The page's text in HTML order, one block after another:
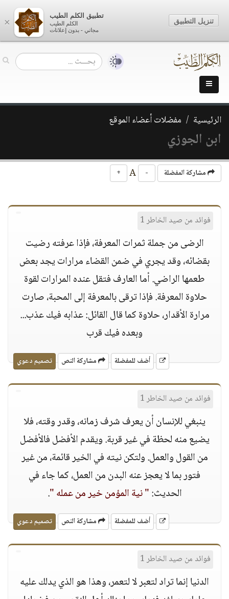
الرئيسية مفضلات أعضاء الموقع
ابن الجوزي
مشاركة المفضلة -
+
فوائد من صيد الخاطر 1
الرضى من جملة ثمرات المعرفة، فإذا عرفته رضيت
بقضائه، وقد يجري في ضمن القضاء مرارات يجد بعض
طعمها الراضي. أما العارف فتقل عنده المرارات لقوة
حلاوة المعرفة. فإذا ترقى بالمعرفة إلى المحبة، صارت
مرارة الأقدار، حلاوة كما قال القائل: عذابه فيك عذب...
وبعده فيك قرب
أضف للمفضلة مشاركة النص تصميم دعوي
فوائد من صيد الخاطر 1
ينبغي للإنسان أن يعرف شرف زمانه، وقدر وقته، فلا
يضيع منه لحظة في غير قربة. ويقدم الأفضل فالأفضل
من القول والعمل. ولتكن نيته في الخير قائمة، من غير
فتور بما لا يعجز عنه البدن من العمل، كما جاء في
الحديث:" نية المؤمن خير من عمله ".
أضف للمفضلة مشاركة النص تصميم دعوي
فوائد من صيد الخاطر 1
الدنيا إنما تراد لتعبر لا لتعمر، وهذا هو الذي يدلك عليه
×
تطبيق الكلم الطيب
الكلم الطيب
مجاني - بدون إعلانات
تنزيل التطبيق